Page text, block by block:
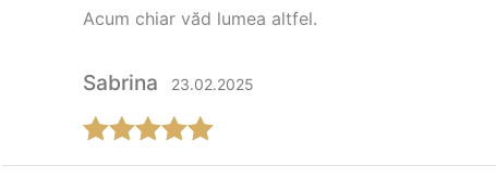
Evaluat la5
Sabrina 23.02.2025
Acum chiar văd lumea altfel.